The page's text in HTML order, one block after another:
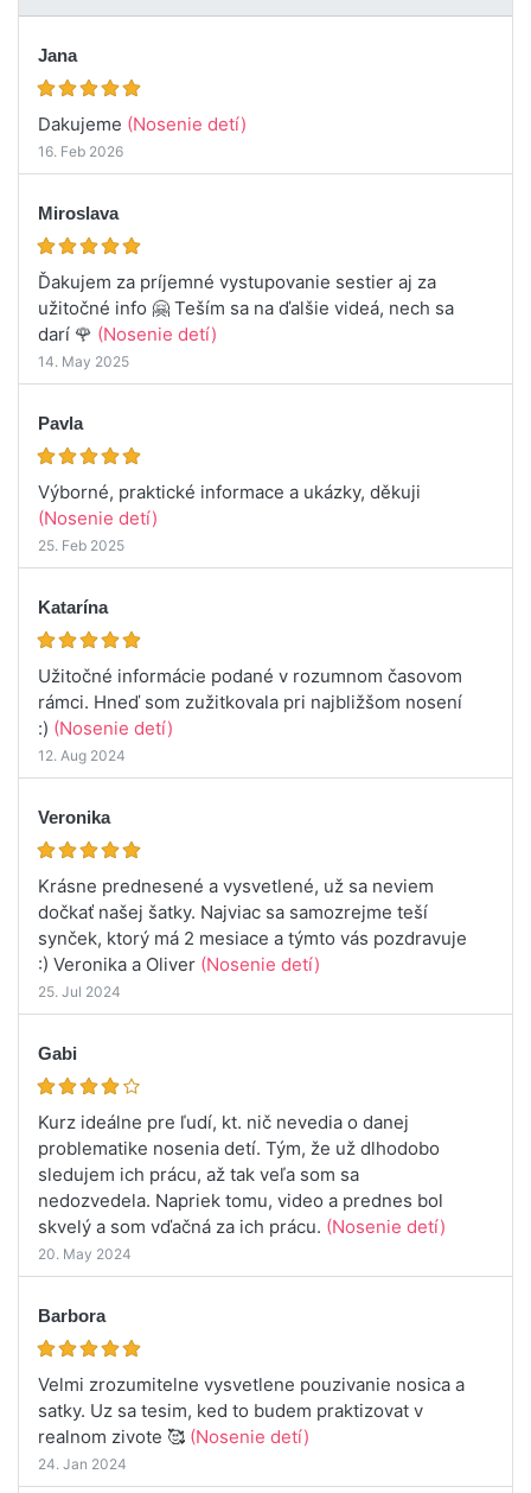
Jana
Dakujeme (Nosenie detí)
16. Feb 2026
Miroslava
Ďakujem za príjemné vystupovanie sestier aj za
užitočné info 🤗 Teším sa na ďalšie videá, nech sa
darí 🌹 (Nosenie detí)
14. May 2025
Pavla
Výborné, praktické informace a ukázky, děkuji
(Nosenie detí)
25. Feb 2025
Katarína
Užitočné informácie podané v rozumnom časovom
rámci. Hneď som zužitkovala pri najbližšom nosení
:) (Nosenie detí)
12. Aug 2024
Veronika
Krásne prednesené a vysvetlené, už sa neviem
dočkať našej šatky. Najviac sa samozrejme teší
synček, ktorý má 2 mesiace a týmto vás pozdravuje
:) Veronika a Oliver (Nosenie detí)
25. Jul 2024
Gabi
Kurz ideálne pre ľudí, kt. nič nevedia o danej
problematike nosenia detí. Tým, že už dlhodobo
sledujem ich prácu, až tak veľa som sa
nedozvedela. Napriek tomu, video a prednes bol
skvelý a som vďačná za ich prácu. (Nosenie detí)
20. May 2024
Barbora
Velmi zrozumitelne vysvetlene pouzivanie nosica a
satky. Uz sa tesim, ked to budem praktizovat v
realnom zivote 🥰 (Nosenie detí)
24. Jan 2024